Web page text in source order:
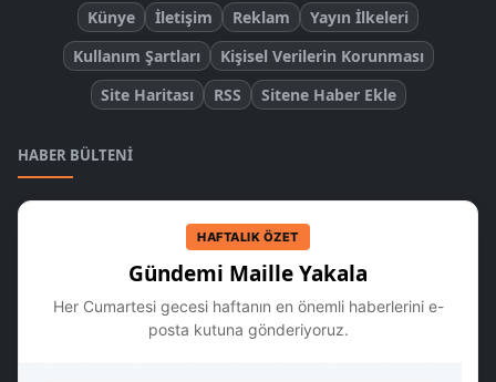
Künye İletişim Reklam
Yayın İlkeleri
Kullanım Şartları
Kişisel Verilerin Korunması
Site Haritası
RSS Sitene Haber Ekle
HABER BÜLTENI
HAFTALIK ÖZET
Gündemi Maille Yakala
Her Cumartesi gecesi haftanın en önemli haberlerini e-
posta kutuna gönderiyoruz.